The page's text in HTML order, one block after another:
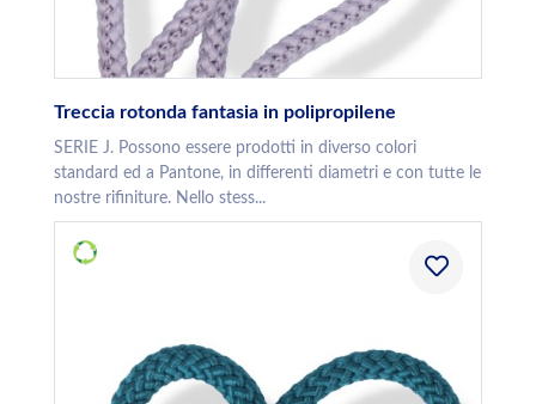
Treccia rotonda fantasia in polipropilene
SERIE J. Possono essere prodotti in diverso colori
standard ed a Pantone, in differenti diametri e con tutte le
nostre rifiniture. Nello stess...